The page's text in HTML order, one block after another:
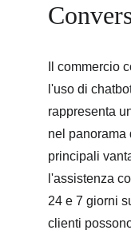
Il commercio
l'uso di
rappresenta
nel panorama
principali
l'assistenza
24 e 7 giorni
clienti